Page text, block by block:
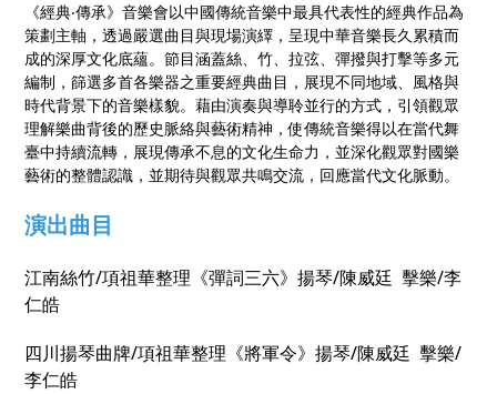
《經典‧傳承》音樂會以中國傳統音樂中最具代表性的經典作品為
策劃主軸，透過嚴選曲目與現場演繹，呈現中華音樂長久累積而
成的深厚文化底蘊。節目涵蓋絲、竹、拉弦、彈撥與打擊等多元
編制，篩選多首各樂器之重要經典曲目，展現不同地域、風格與
時代背景下的音樂樣貌。藉由演奏與導聆並行的方式，引領觀眾
理解樂曲背後的歷史脈絡與藝術精神，使傳統音樂得以在當代舞
臺中持續流轉，展現傳承不息的文化生命力，並深化觀眾對國樂
藝術的整體認識，並期待與觀眾共鳴交流，回應當代文化脈動。
演出曲目
江南絲竹/項祖華整理《彈詞三六》揚琴/陳威廷 擊樂/李
仁皓
四川揚琴曲牌/項祖華整理《將軍令》揚琴/陳威廷 擊樂/
李仁皓